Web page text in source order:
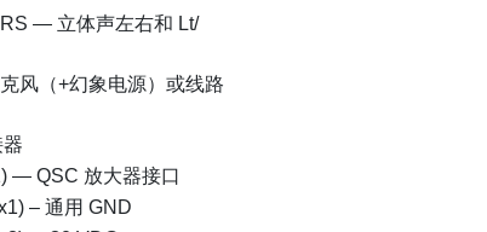
— 立体声左右和 Lt/
风（+幻象电源）或线路
— QSC 放大器接口
– 通用 GND